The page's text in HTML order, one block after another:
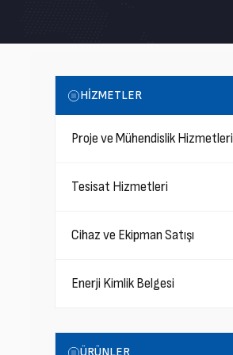
HİZMETLER
Proje ve Mühendislik Hizmetleri
Tesisat Hizmetleri
Cihaz ve Ekipman Satışı
Enerji Kimlik Belgesi